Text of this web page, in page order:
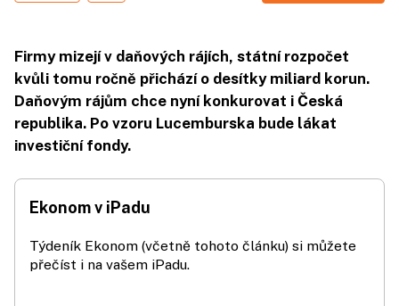
Firmy mizejí v daňových rájích, státní rozpočet
kvůli tomu ročně přichází o desítky miliard korun.
Daňovým rájům chce nyní konkurovat i Česká
republika. Po vzoru Lucemburska bude lákat
investiční fondy.
Ekonom v iPadu
Týdeník Ekonom (včetně tohoto článku) si můžete
přečíst i na vašem iPadu.